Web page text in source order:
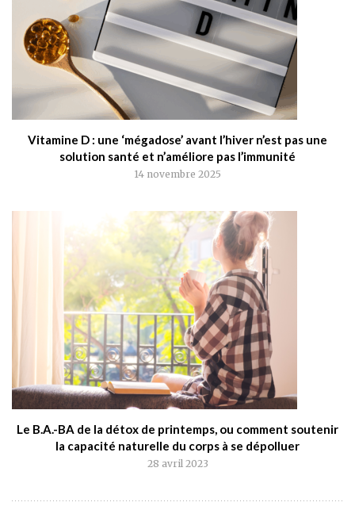
Vitamine D : une ‘mégadose’ avant l’hiver n’est pas une
solution santé et n’améliore pas l’immunité
14 novembre 2025
Le B.A.-BA de la détox de printemps, ou comment soutenir
la capacité naturelle du corps à se dépolluer
28 avril 2023